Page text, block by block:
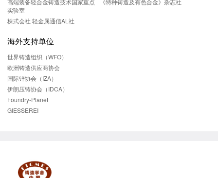
高端装备轻合金铸造技术国家重点
实验室
株式会社 轻金属通信AL社
《特种铸造及有色合金》杂志社
海外支持单位
世界铸造组织（WFO）
欧洲铸造供应商协会
国际锌协会（IZA）
伊朗压铸协会（IDCA）
Foundry-Planet
GIESSEREI